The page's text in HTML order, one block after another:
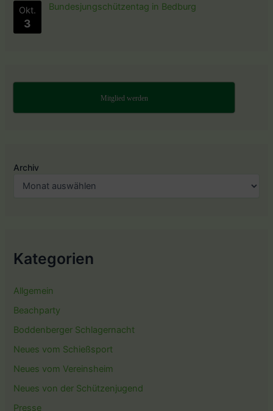
Okt.
3
Bundesjungschützentag in Bedburg
Mitglied werden
Archiv
Kategorien
Allgemein
Beachparty
Boddenberger Schlagernacht
Neues vom Schießsport
Neues vom Vereinsheim
Neues von der Schützenjugend
Presse